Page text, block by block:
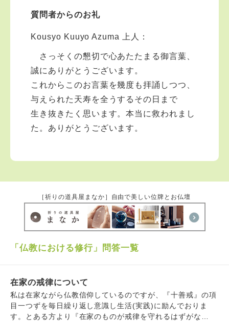
質問者からのお礼
Kousyo Kuuyo Azuma 上人：
さっそくの懇切で心あたたまる御言葉、
誠にありがとうございます。
これからこのお言葉を幾度も拝誦しつつ、
与えられた天寿を全うするその日まで
生き抜きたく思います。本当に救われまし
た。ありがとうございます。
［祈りの道具屋まなか］自由で美しい位牌とお仏壇
「仏教における修行」問答一覧
在家の戒律について
私は在家ながら仏教信仰しているのですが、『十善戒』の項
目一つずを毎日繰り返し意識し生活(実践)に励んでおりま
す。とある方より『在家のものが戒律を守れるはずがな